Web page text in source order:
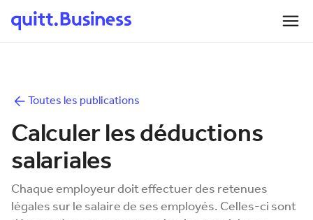
Toutes les publications
Calculer les déductions
salariales
Chaque employeur doit effectuer des retenues
légales sur le salaire de ses employés. Celles-ci sont